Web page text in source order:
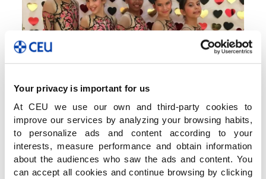
Your privacy is important for us
At CEU we use our own and third-party cookies to
improve our services by analyzing your browsing habits,
to personalize ads and content according to your
interests, measure performance and obtain information
about the audiences who saw the ads and content. You
can accept all cookies and continue browsing by clicking